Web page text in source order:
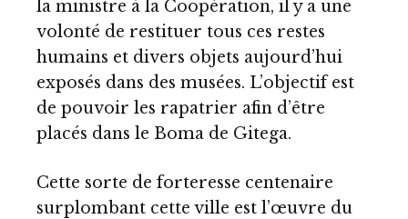
la ministre à la Coopération, il y a une
volonté de restituer tous ces restes
humains et divers objets aujourd’hui
exposés dans des musées. L’objectif est
de pouvoir les rapatrier afin d’être
placés dans le Boma de Gitega.
Cette sorte de forteresse centenaire
surplombant cette ville est l’œuvre du